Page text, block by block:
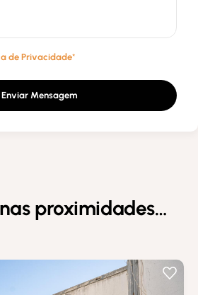
Enviar Mensagem
proximidades…